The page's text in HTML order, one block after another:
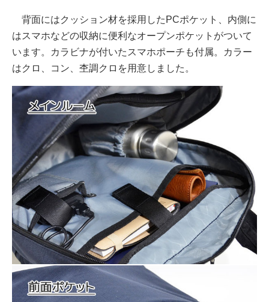
背面にはクッション材を採用したPCポケット、内側に
はスマホなどの収納に便利なオープンポケットがついて
います。カラビナが付いたスマホポーチも付属。カラー
はクロ、コン、杢調クロを用意しました。